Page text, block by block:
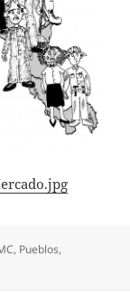
, Pueblos,